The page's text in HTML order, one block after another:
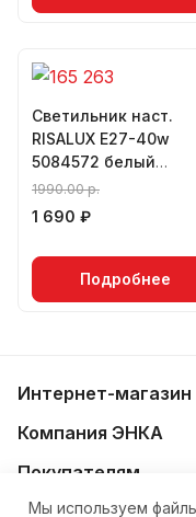
Светильник наст.
RISALUX Е27-40w
5084572 белый
(00003161)
1990.00 р.
1 690 ₽
Подробнее
Интернет-магазин
Компания ЭНКА
Покупателям
Мы используем